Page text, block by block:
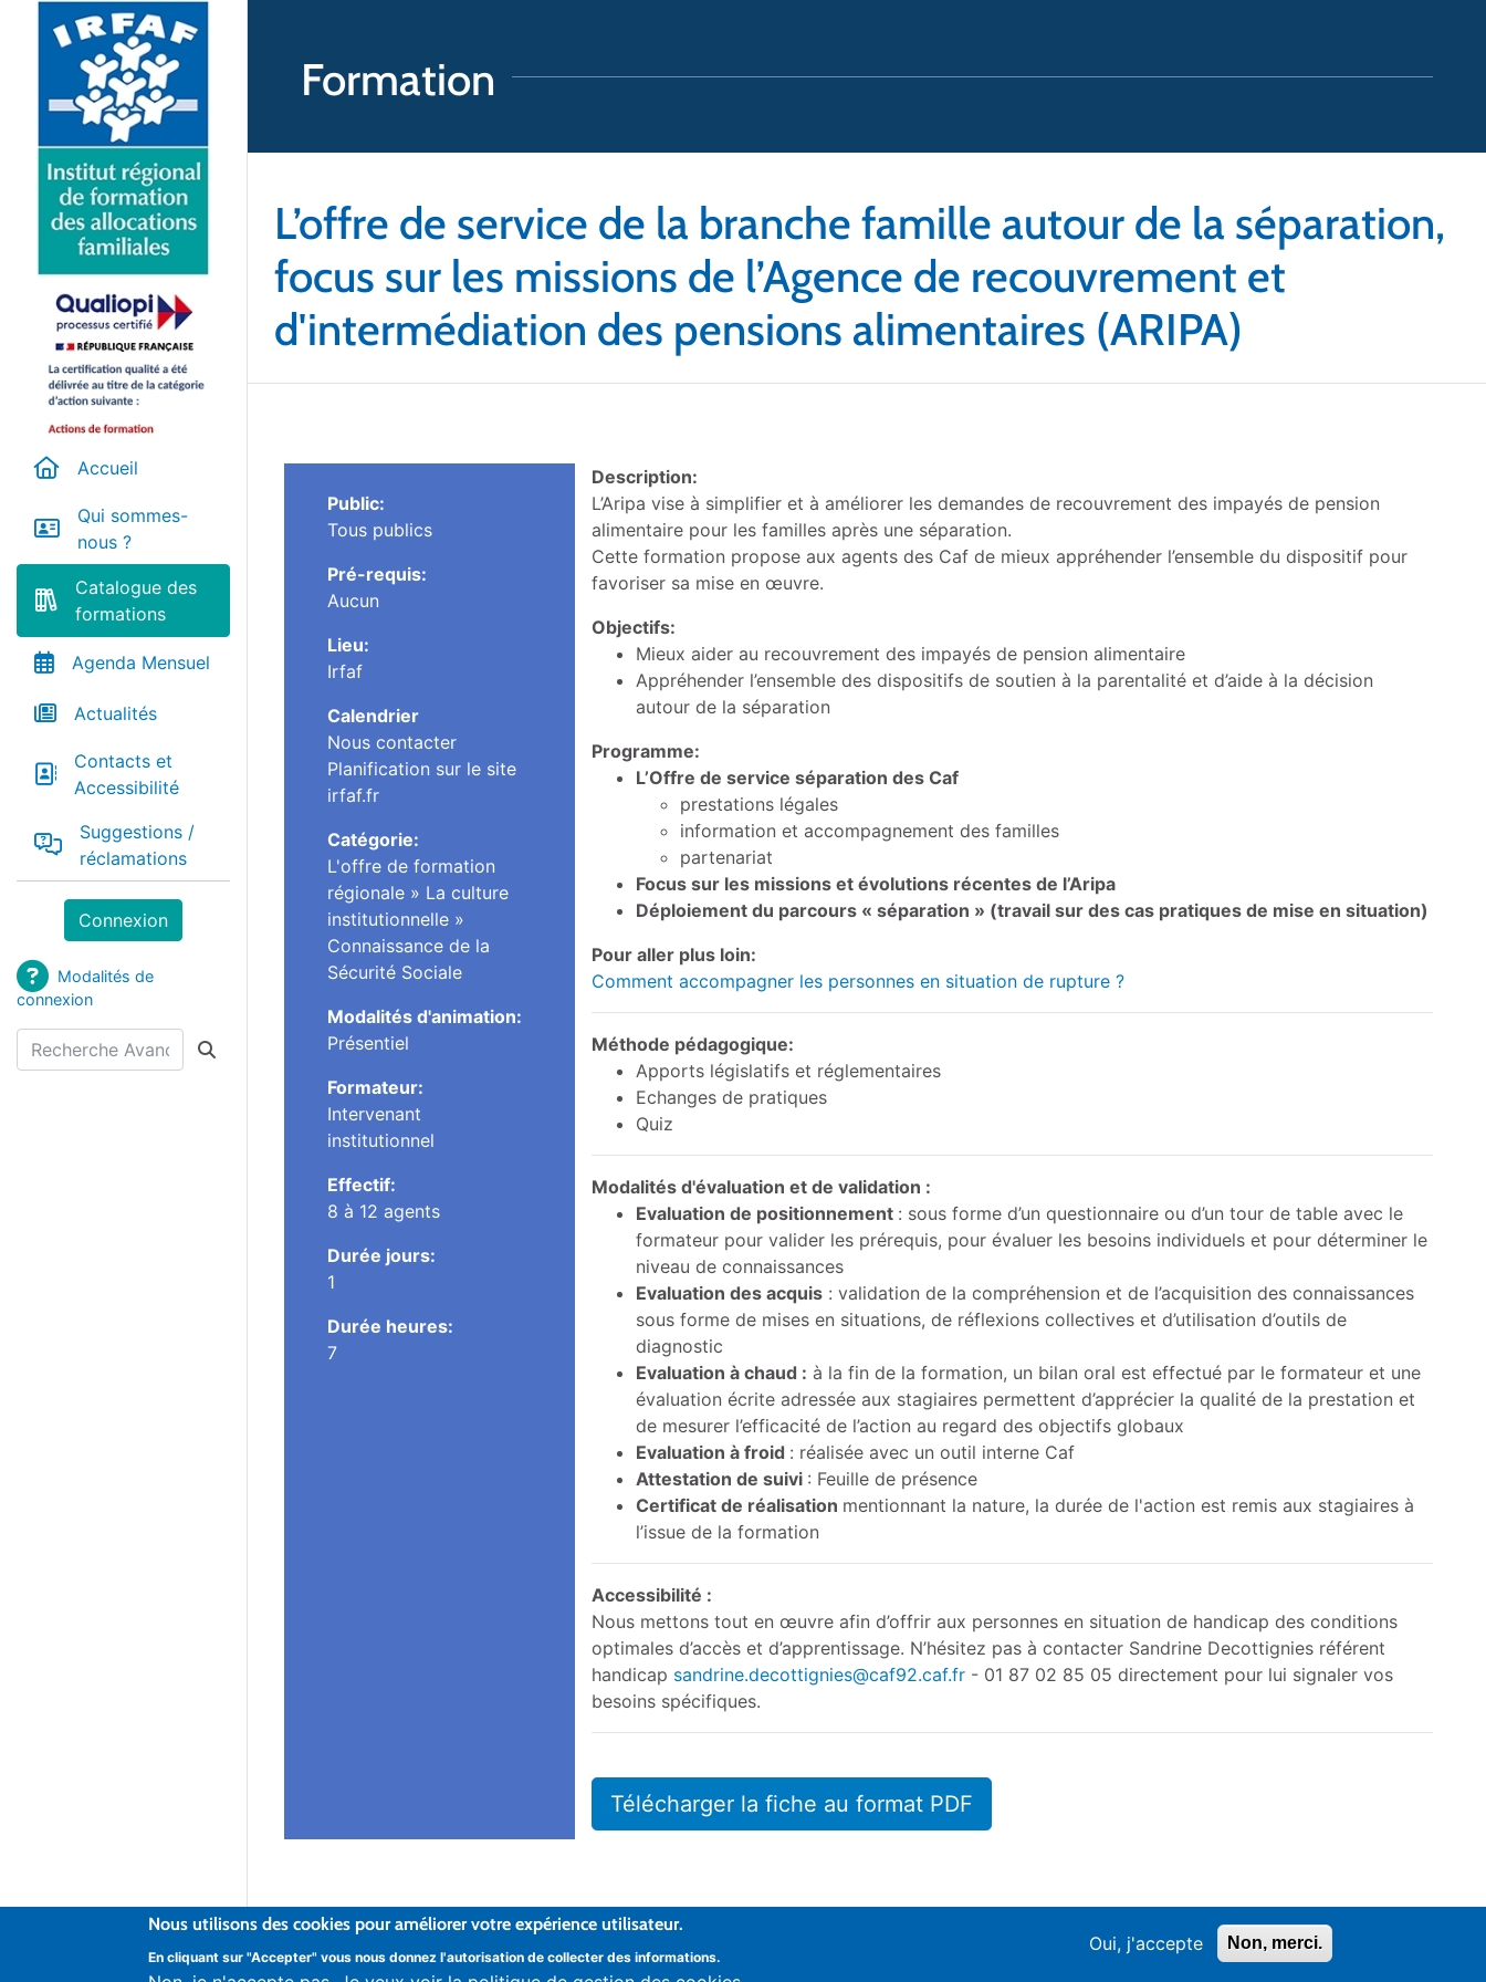
Accueil
Qui sommes-
nous ?
Catalogue des
formations
Agenda Mensuel
Actualités
Contacts et
Accessibilité
Suggestions /
réclamations
Connexion
Modalités de
connexion
Formation
L’offre de service de la branche famille autour de la séparation,
focus sur les missions de l’Agence de recouvrement et
d'intermédiation des pensions alimentaires (ARIPA)
Public:
Tous publics
Pré-requis:
Aucun
Lieu:
Irfaf
Calendrier
Nous contacter
Planification sur le site
irfaf.fr
Catégorie:
L'offre de formation
régionale » La culture
institutionnelle »
Connaissance de la
Sécurité Sociale
Modalités d'animation:
Présentiel
Formateur:
Intervenant
institutionnel
Effectif:
8 à 12 agents
Durée jours:
1
Durée heures:
7
Description:
L’Aripa vise à simplifier et à améliorer les demandes de recouvrement des impayés de pension
alimentaire pour les familles après une séparation.
Cette formation propose aux agents des Caf de mieux appréhender l’ensemble du dispositif pour
favoriser sa mise en œuvre.
Objectifs:
Mieux aider au recouvrement des impayés de pension alimentaire
Appréhender l’ensemble des dispositifs de soutien à la parentalité et d’aide à la décision
autour de la séparation
Programme:
L’Offre de service séparation des Caf
prestations légales
information et accompagnement des familles
partenariat
Focus sur les missions et évolutions récentes de l’Aripa
Déploiement du parcours « séparation » (travail sur des cas pratiques de mise en situation)
Pour aller plus loin:
Comment accompagner les personnes en situation de rupture ?
Méthode pédagogique:
Apports législatifs et réglementaires
Echanges de pratiques
Quiz
Modalités d'évaluation et de validation :
Evaluation de positionnement : sous forme d’un questionnaire ou d’un tour de table avec le
formateur pour valider les prérequis, pour évaluer les besoins individuels et pour déterminer le
niveau de connaissances
Evaluation des acquis : validation de la compréhension et de l’acquisition des connaissances
sous forme de mises en situations, de réflexions collectives et d’utilisation d’outils de
diagnostic
Evaluation à chaud : à la fin de la formation, un bilan oral est effectué par le formateur et une
évaluation écrite adressée aux stagiaires permettent d’apprécier la qualité de la prestation et
de mesurer l’efficacité de l’action au regard des objectifs globaux
Evaluation à froid : réalisée avec un outil interne Caf
Attestation de suivi : Feuille de présence
Certificat de réalisation mentionnant la nature, la durée de l'action est remis aux stagiaires à
l’issue de la formation
Accessibilité :
Nous mettons tout en œuvre afin d’offrir aux personnes en situation de handicap des conditions
optimales d’accès et d’apprentissage. N’hésitez pas à contacter Sandrine Decottignies référent
handicap sandrine.decottignies@caf92.caf.fr - 01 87 02 85 05 directement pour lui signaler vos
besoins spécifiques.
Télécharger la fiche au format PDF
Nous utilisons des cookies pour améliorer votre expérience utilisateur.
En cliquant sur "Accepter" vous nous donnez l'autorisation de collecter des informations.
Oui, j'accepte Non, merci.